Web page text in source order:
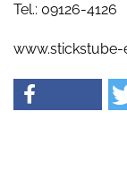
Tel.: 09126-4126
www.stickstube-